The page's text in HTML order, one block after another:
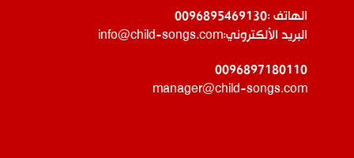
الهاتف :0096895469130
البريد الألكتروني:info@child-songs.com
0096897180110
manager@child-songs.com